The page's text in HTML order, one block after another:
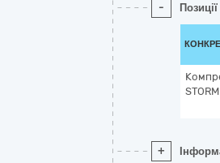
- Позиції
+